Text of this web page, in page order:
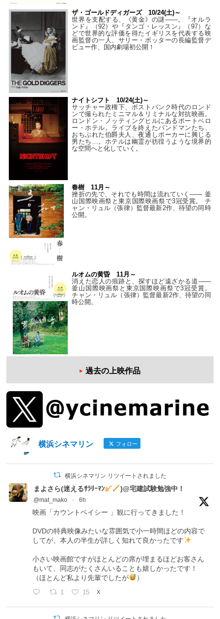
ザ・ゴールドディガーズ 10/24(土)～
世界を支配する、《黄金》の謎――。『オルラ
ンド』（92）や『タンゴ・レッスン』（97）な
どで世界的な評価を得たイギリスを代表する映
画監督の一人、サリー・ポッターの長編監督デ
ビュー作、国内劇場初公開！
ナイトシフト 10/24(土)～
サッチャー政権下、ポストパンク時代のロンド
ンで撮られたミニマル＆リミナルな対抗映画。
ロンドン・ノッティングヒルにあるポートベロ
ー・ホテル。ライブを終えたバンドマンたち、
おちぶれた伯爵夫人、夜通しポーカーに興じる
男たち…。ホテルは幽霊が彷徨うような境界的
な空間へと化していく。
春樹 11月～
挫折の先で、それでも時間は流れていく—— 釜
山国際映画祭と東京国際映画祭で3冠受賞。 チ
ャン・リュル（張律）監督最新2作、待望の同時
公開。
ルオムの黄昏 11月～
消えた恋人の痕跡と、探すほど遠ざかる道——
釜山国際映画祭と東京国際映画祭で3冠受賞。
チャン・リュル（張律）監督最新2作、待望の同
時公開。
過去の上映作品
横浜シネマリン フォロー
横浜シネマリン リツイートされました
まよさら(迷えるｻﾗﾘｰﾏﾝ )@宅建試験勉強中！
@mat_mako · 6h
映画「カウントベイシー 」観に行ってきました！
DVDの特典映像みたいな雰囲気で小一時間ほどの内容で
してが、本人の半生が詳しく知れて良かったです
小さい映画館ですがほとんどの席が埋まるほどお客さん
もいて、同志がたくさんいることも嬉しかったです！
（ほとんど私より先輩でしたが
）
1 15 X